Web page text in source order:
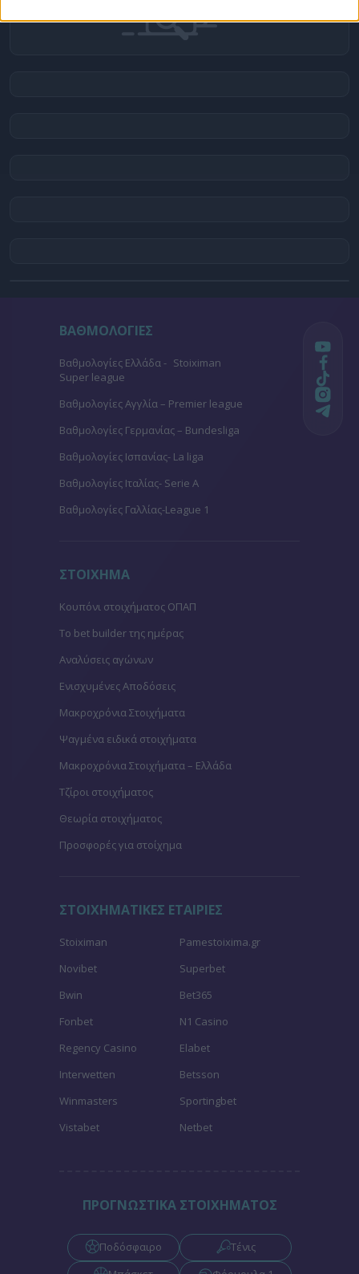
ΒΑΘΜΟΛΟΓΙΕΣ
Βαθμολογίες Ελλάδα - Stoiximan
Super league
Βαθμολογίες Aγγλία – Premier league
Βαθμολογίες Γερμανίας – Bundesliga
Βαθμολογίες Ισπανίας- La liga
Βαθμολογίες Ιταλίας- Serie A
Βαθμολογίες Γαλλίας-League 1
ΣΤΟΙΧΗΜΑ
Κουπόνι στοιχήματος ΟΠΑΠ
To bet builder της ημέρας
Αναλύσεις αγώνων
Ενισχυμένες Αποδόσεις
Μακροχρόνια Στοιχήματα
Ψαγμένα ειδικά στοιχήματα
Μακροχρόνια Στοιχήματα – Ελλάδα
Τζίροι στοιχήματος
Θεωρία στοιχήματος
Προσφορές για στοίχημα
ΣΤΟΙΧΗΜΑΤΙΚΕΣ ΕΤΑΙΡΙΕΣ
Stoiximan
Pamestoixima.gr
Novibet
Superbet
Bwin
Bet365
Fonbet
N1 Casino
Regency Casino
Elabet
Interwetten
Betsson
Winmasters
Sportingbet
Vistabet
Netbet
ΠΡΟΓΝΩΣΤΙΚΑ ΣΤΟΙΧΗΜΑΤΟΣ
Ποδόσφαιρο
Τένις